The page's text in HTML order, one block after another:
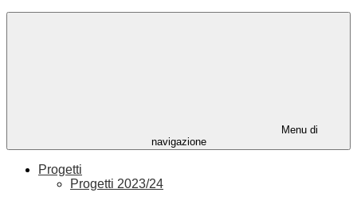
Menu di
navigazione
Progetti
Progetti 2023/24